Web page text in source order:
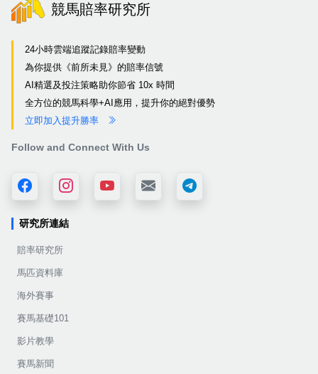
競馬賠率研究所
24小時雲端追蹤記錄賠率變動
為你提供《前所未見》的賠率信號
AI精選及投注策略助你節省 10x 時間
全方位的競馬科學+AI應用，提升你的絕對優勢
立即加入提升勝率
Follow and Connect With Us
研究所連結
賠率研究所
馬匹資料庫
海外賽事
賽馬基礎101
影片教學
賽馬新聞